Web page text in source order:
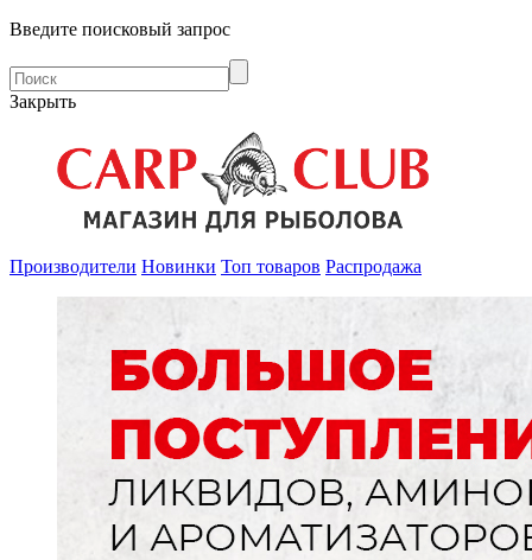
Введите поисковый запрос
Закрыть
Производители Новинки Топ товаров Распродажа